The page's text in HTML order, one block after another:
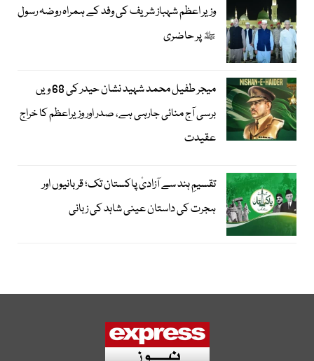
وزیر اعظم شہباز شریف کی وفد کے ہمراہ روضہ رسول
ﷺ پر حاضری
میجر طفیل محمد شہید نشان حیدر کی 68 ویں
برسی آج منائی جارہی ہے، صدر اور وزیراعظم کا خراج
عقیدت
تقسیمِ ہند سے آزادیٔ پاکستان تک؛ قربانیوں اور
ہجرت کی داستان عینی شاہد کی زبانی